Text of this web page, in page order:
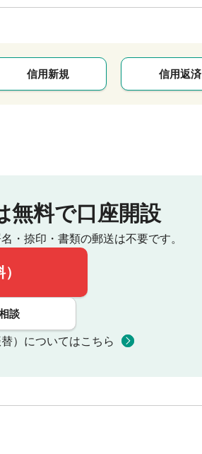
信用新規 信用返済
無料で口座開設
・捺印・書類の郵送は不要です。
談
）についてはこちら